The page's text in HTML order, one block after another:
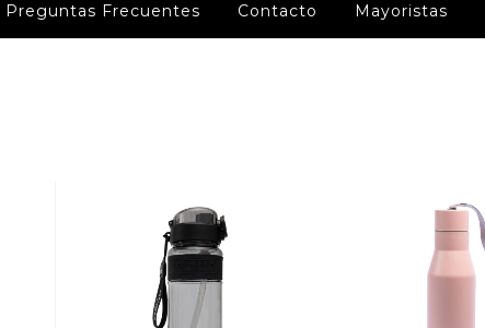
Preguntas Frecuentes Contacto Mayoristas